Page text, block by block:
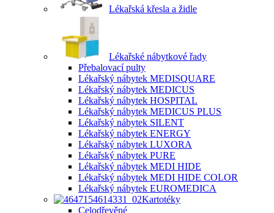
Lékařská křesla a židle
Lékařské nábytkové řady
Přebalovací pulty
Lékařský nábytek MEDISQUARE
Lékařský nábytek MEDICUS
Lékařský nábytek HOSPITAL
Lékařský nábytek MEDICUS PLUS
Lékařský nábytek SILENT
Lékařský nábytek ENERGY
Lékařský nábytek LUXORA
Lékařský nábytek PURE
Lékařský nábytek MEDI HIDE
Lékařský nábytek MEDI HIDE COLOR
Lékařský nábytek EUROMEDICA
Kartotéky
Celodřevěné